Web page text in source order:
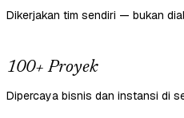
Dikerjakan tim sendiri — bukan
100+ Proyek
Dipercaya bisnis dan instansi di